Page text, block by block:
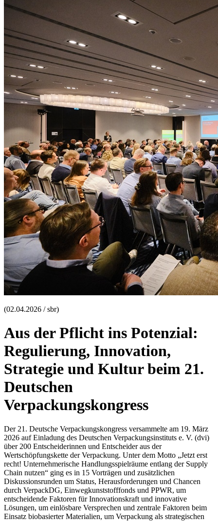
(02.04.2026 / sbr)
Aus der Pflicht ins Potenzial:
Regulierung, Innovation,
Strategie und Kultur beim 21.
Deutschen
Verpackungskongress
Der 21. Deutsche Verpackungskongress versammelte am 19. März
2026 auf Einladung des Deutschen Verpackungsinstituts e. V. (dvi)
über 200 Entscheiderinnen und Entscheider aus der
Wertschöpfungskette der Verpackung. Unter dem Motto „Jetzt erst
recht! Unternehmerische Handlungsspielräume entlang der Supply
Chain nutzen“ ging es in 15 Vorträgen und zusätzlichen
Diskussionsrunden um Status, Herausforderungen und Chancen
durch VerpackDG, Einwegkunststofffonds und PPWR, um
entscheidende Faktoren für Innovationskraft und innovative
Lösungen, um einlösbare Versprechen und zentrale Faktoren beim
Einsatz biobasierter Materialien, um Verpackung als strategischen